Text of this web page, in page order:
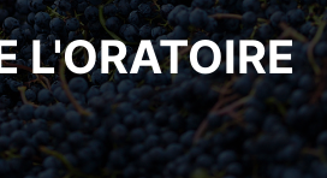
L'ORATOIRE